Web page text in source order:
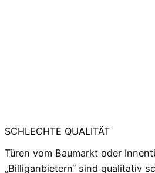
SCHLECHTE QUALITÄT
Türen vom Baumarkt oder
„Billiganbietern“ sind qualitativ